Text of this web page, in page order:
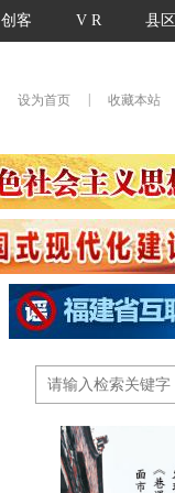
创客 V R 县区
设为首页 收藏本站